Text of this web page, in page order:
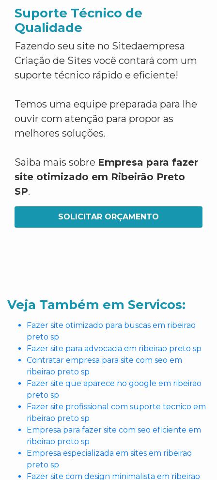
Suporte Técnico de
Qualidade
Fazendo seu site no Sitedaempresa
Criação de Sites você contará com um
suporte técnico rápido e eficiente!
Temos uma equipe preparada para lhe
ouvir com atenção para propor as
melhores soluções.
Saiba mais sobre Empresa para fazer
site otimizado em Ribeirão Preto
SP.
SOLICITAR ORÇAMENTO
Veja Também em Servicos:
Fazer site otimizado para buscas em ribeirao
preto sp
Fazer site para advocacia em ribeirao preto sp
Contratar empresa para site com seo em
ribeirao preto sp
Fazer site que aparece no google em ribeirao
preto sp
Fazer site profissional com suporte tecnico em
ribeirao preto sp
Empresa para fazer site com seo eficiente em
ribeirao preto sp
Empresa especializada em sites em ribeirao
preto sp
Fazer site com design minimalista em ribeirao